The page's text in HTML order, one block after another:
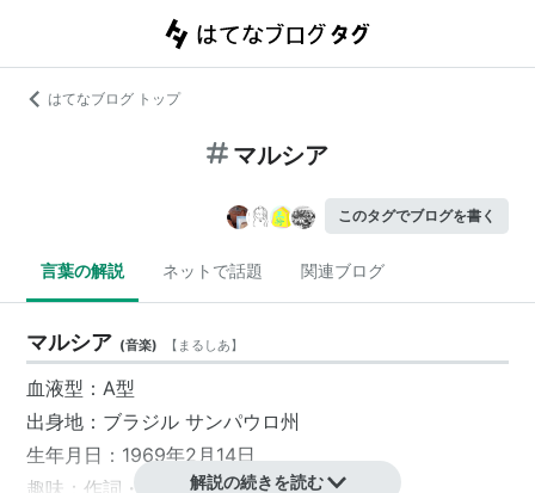
はてなブログ トップ
マルシア
このタグでブログを書く
言葉の解説 ネットで話題 関連ブログ
マルシア (音楽) 【 まるしあ】
血液型：A型
出身地：ブラジル サンパウロ州
生年月日：1969年2月14日
趣味：作詞・作曲・ピアノ演奏
解説の続きを読む